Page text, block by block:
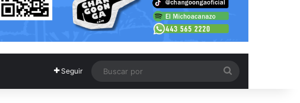
Seguir
por